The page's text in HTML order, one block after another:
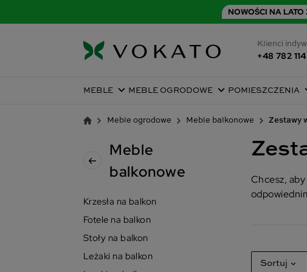
NOWOŚCI NA LATO
Klienci
+48 782
MEBLE MEBLE OGRODOWE POMIESZCZENIA
Meble ogrodowe Meble balkonowe Zestawy
Meble
balkonowe
Krzesła na balkon
Fotele na balkon
Stoły na balkon
Leżaki na balkon
Chcesz,
Sortuj